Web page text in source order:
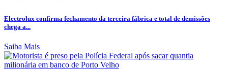
Electrolux confirma fechamento da terceira fábrica e total de demissões
chega a...
Saiba Mais